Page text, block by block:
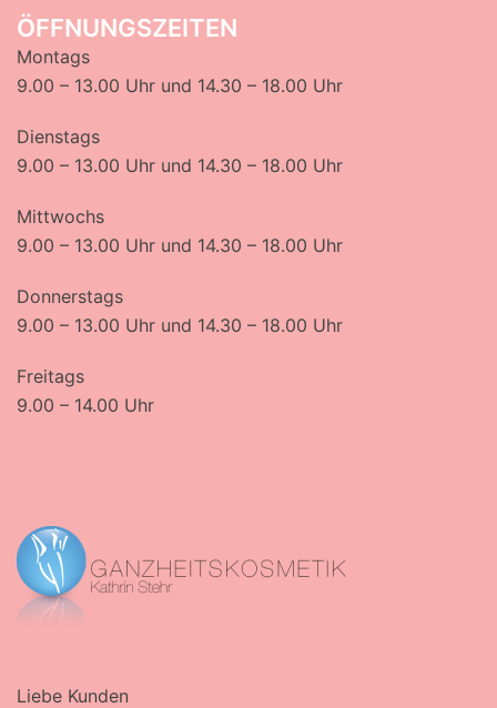
ÖFFNUNGSZEITEN
Montags
9.00 – 13.00 Uhr und 14.30 – 18.00 Uhr
Dienstags
9.00 – 13.00 Uhr und 14.30 – 18.00 Uhr
Mittwochs
9.00 – 13.00 Uhr und 14.30 – 18.00 Uhr
Donnerstags
9.00 – 13.00 Uhr und 14.30 – 18.00 Uhr
Freitags
9.00 – 14.00 Uhr
Liebe Kunden